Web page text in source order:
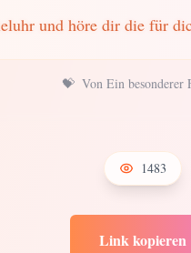
und höre dir die für
💝 Von Ein besonderer
1483
Link kopieren